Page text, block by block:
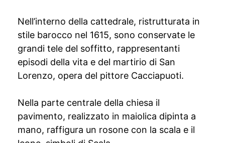
Nell’interno della cattedrale, ristrutturata in
stile barocco nel 1615, sono conservate le
grandi tele del soffitto, rappresentanti
episodi della vita e del martirio di San
Lorenzo, opera del pittore Cacciapuoti.
Nella parte centrale della chiesa il
pavimento, realizzato in maiolica dipinta a
mano, raffigura un rosone con la scala e il